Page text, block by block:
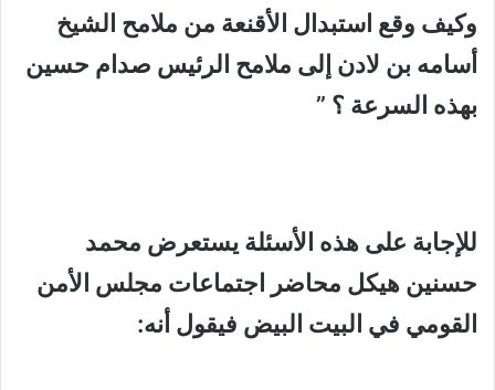
وكيف وقع استبدال الأقنعة من ملامح الشيخ
أسامه بن لادن إلى ملامح الرئيس صدام حسين
بهذه السرعة ؟ ”
للإجابة على هذه الأسئلة يستعرض محمد
حسنين هيكل محاضر اجتماعات مجلس الأمن
القومي في البيت البيض فيقول أنه: